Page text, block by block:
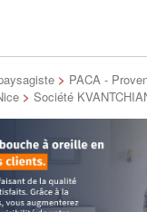
> PACA -
> Société